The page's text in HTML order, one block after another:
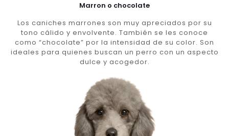
Marron o chocolate
Los caniches marrones son muy apreciados por su
tono cálido y envolvente. También se les conoce
como “chocolate” por la intensidad de su color. Son
ideales para quienes buscan un perro con un aspecto
dulce y acogedor.